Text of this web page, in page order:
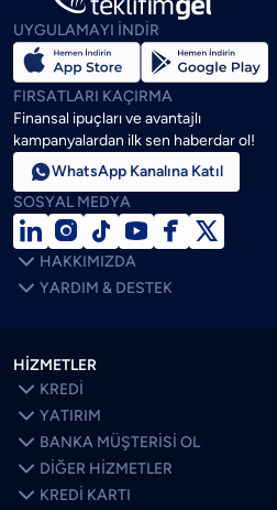
UYGULAMAYI İNDİR
FIRSATLARI KAÇIRMA
Finansal ipuçları ve avantajlı
kampanyalardan ilk sen haberdar ol!
WhatsApp Kanalına Katıl
SOSYAL MEDYA
    

 HAKKIMIZDA
 YARDIM & DESTEK
HİZMETLER
 KREDİ
 YATIRIM
 BANKA MÜŞTERİSİ OL
 DİĞER HİZMETLER
 KREDİ KARTI